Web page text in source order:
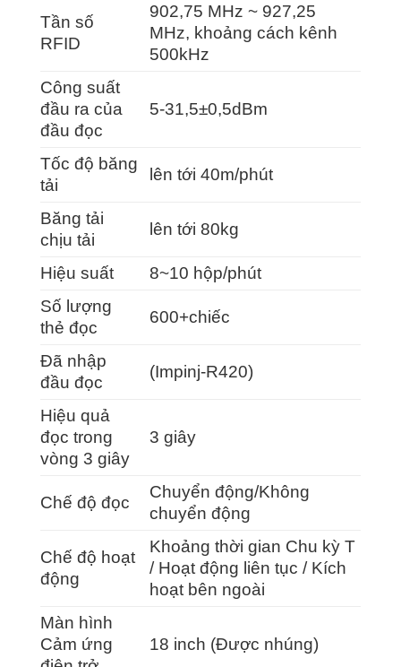
Tần số
RFID
902,75 MHz ~ 927,25
MHz, khoảng cách kênh
500kHz
Công suất
đầu ra của
đầu đọc
5-31,5±0,5dBm
Tốc độ băng
tải
lên tới 40m/phút
Băng tải
chịu tải
lên tới 80kg
Hiệu suất
8~10 hộp/phút
Số lượng
thẻ đọc
600+chiếc
Đã nhập
đầu đọc
(Impinj-R420)
Hiệu quả
đọc trong
vòng 3 giây
3 giây
Chế độ đọc
Chuyển động/Không
chuyển động
Chế độ hoạt
động
Khoảng thời gian Chu kỳ T
/ Hoạt động liên tục / Kích
hoạt bên ngoài
Màn hình
Cảm ứng
18 inch (Được nhúng)